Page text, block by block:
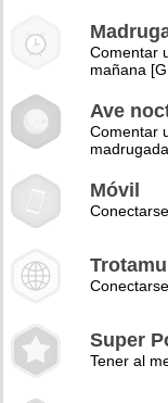
Comentar
mañana
Ave
Comentar
Móvil
Super
Tener al